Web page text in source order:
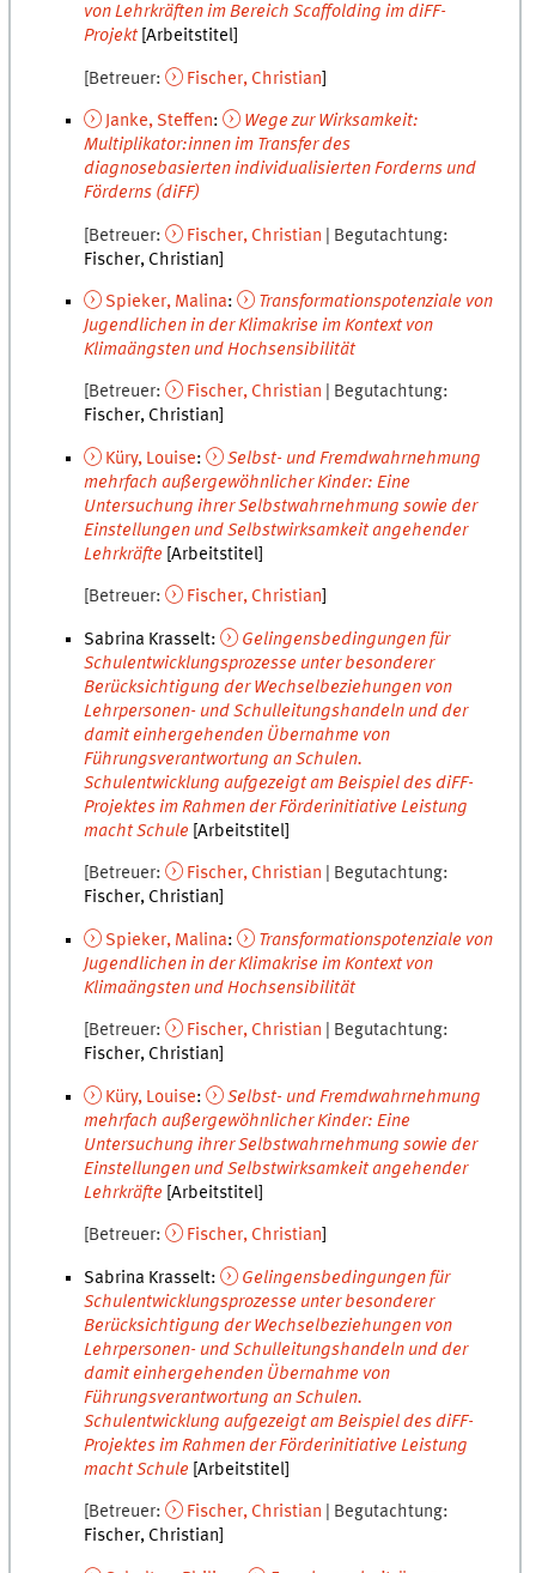
von Lehrkräften im Bereich Scaffolding im diFF-
Projekt [Arbeitstitel]
Betreuer Fischer, Christian
Janke, Steffen:
Wege zur Wirksamkeit:
Multiplikator:innen im Transfer des
diagnosebasierten individualisierten Forderns und
Förderns (diFF)
Betreuer Fischer, Christian
Begutachtung
Fischer, Christian
Spieker, Malina:
Transformationspotenziale von
Jugendlichen in der Klimakrise im Kontext von
Klimaängsten und Hochsensibilität
Betreuer Fischer, Christian
Begutachtung
Fischer, Christian
Küry, Louise:
Selbst- und Fremdwahrnehmung
mehrfach außergewöhnlicher Kinder: Eine
Untersuchung ihrer Selbstwahrnehmung sowie der
Einstellungen und Selbstwirksamkeit angehender
Lehrkräfte [Arbeitstitel]
Betreuer Fischer, Christian
Sabrina Krasselt:
Gelingensbedingungen für
Schulentwicklungsprozesse unter besonderer
Berücksichtigung der Wechselbeziehungen von
Lehrpersonen- und Schulleitungshandeln und der
damit einhergehenden Übernahme von
Führungsverantwortung an Schulen.
Schulentwicklung aufgezeigt am Beispiel des diFF-
Projektes im Rahmen der Förderinitiative Leistung
macht Schule [Arbeitstitel]
Betreuer Fischer, Christian
Begutachtung
Fischer, Christian
Spieker, Malina:
Transformationspotenziale von
Jugendlichen in der Klimakrise im Kontext von
Klimaängsten und Hochsensibilität
Betreuer Fischer, Christian
Begutachtung
Fischer, Christian
Küry, Louise:
Selbst- und Fremdwahrnehmung
mehrfach außergewöhnlicher Kinder: Eine
Untersuchung ihrer Selbstwahrnehmung sowie der
Einstellungen und Selbstwirksamkeit angehender
Lehrkräfte [Arbeitstitel]
Betreuer Fischer, Christian
Sabrina Krasselt:
Gelingensbedingungen für
Schulentwicklungsprozesse unter besonderer
Berücksichtigung der Wechselbeziehungen von
Lehrpersonen- und Schulleitungshandeln und der
damit einhergehenden Übernahme von
Führungsverantwortung an Schulen.
Schulentwicklung aufgezeigt am Beispiel des diFF-
Projektes im Rahmen der Förderinitiative Leistung
macht Schule [Arbeitstitel]
Betreuer Fischer, Christian
Begutachtung
Fischer, Christian